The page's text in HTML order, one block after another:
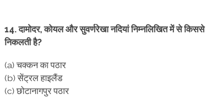
14. दामोदर, कोयल और सुवर्णरेखा नदियां निम्नलिखित में से किससे
निकलती है?
(a) चक्कन का पठार
(b) सेंट्रल हाइलैंड
(c) छोटानागपुर पठार